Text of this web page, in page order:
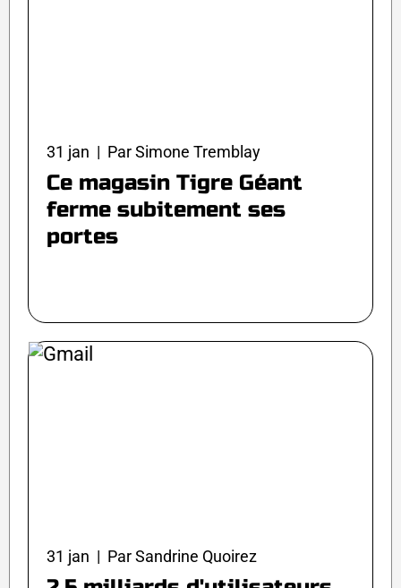
31 jan | Par Simone Tremblay
Ce magasin Tigre Géant
ferme subitement ses
portes
31 jan | Par Sandrine Quoirez